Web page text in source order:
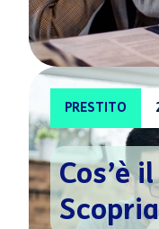
PRESTITO
Cos’è